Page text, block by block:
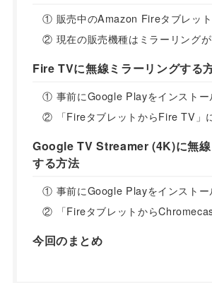
① 販売中のAmazon Fireタブレッ
② 現在の販売機種はミラーリング
Fire TVに無線ミラーリングする
① 事前にGoogle Playをインストー
② 「FireタブレットからFire TV」
Google TV Streamer (4K)に無
する方法
① 事前にGoogle Playをインストー
② 「Fireタブレットから
今回のまとめ